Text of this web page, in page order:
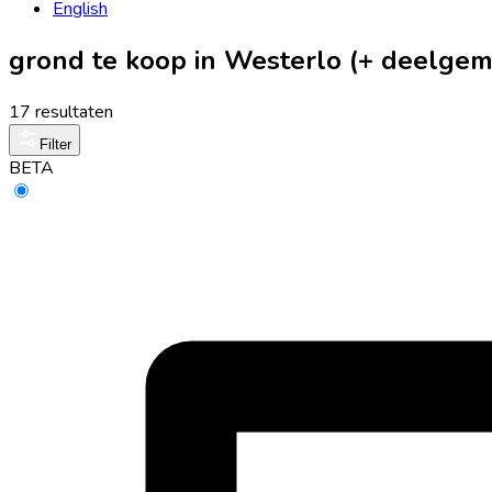
English
grond te koop in Westerlo (+
17 resultaten
Filter
BETA